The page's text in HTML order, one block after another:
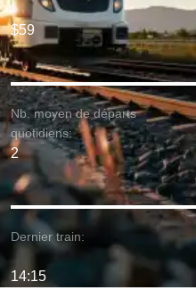
$59
Nb. moyen de départs
quotidiens:
2
Dernier train:
14:15